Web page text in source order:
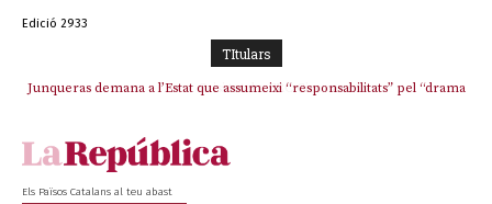
Edició 2933
TItulars
Junqueras demana a l’Estat que assumeixi “responsabilitats” pel “drama
Crisi total a ERC Girona
Els Països Catalans al teu abast